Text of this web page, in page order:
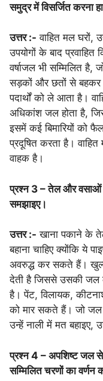
समुद्र में विसर्जित करना
उत्तर :- वाहित मल घरों,
उपयोगों के बाद
वर्षाजल भी सम्मिलित है,
सड़कों और छतों से बहकर
पदार्थों को ले आता है।
अधिकांश जल होता है,
इसमें कई बिमारियों को
प्रदूषित करता है।
वाहक है।
प्रश्न 3 – तेल और वसाओं
समझाइए।
उत्तर :- खाना पकाने के
बहाना चाहिए क्योंकि ये
अवरुद्ध कर सकते हैं।
देती है जिससे उसकी जल
है। पेंट, विलायक,
को मार सकते हैं। जो जल
उन्हें नाली में मत बहाइए,
प्रश्न 4 – अपशिष्ट जल
सम्मिलित चरणों का वर्णन